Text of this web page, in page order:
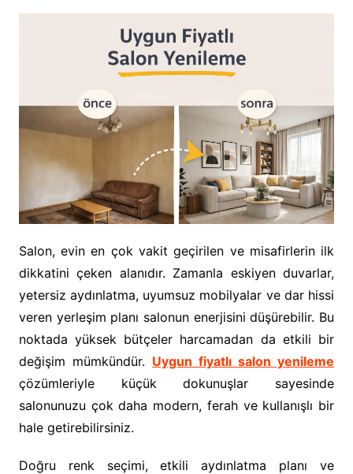
Salon, evin en çok vakit geçirilen ve misafirlerin ilk
dikkatini çeken alanıdır. Zamanla eskiyen duvarlar,
yetersiz aydınlatma, uyumsuz mobilyalar ve dar hissi
veren yerleşim planı salonun enerjisini düşürebilir. Bu
noktada yüksek bütçeler harcamadan da etkili bir
değişim mümkündür. Uygun fiyatlı salon yenileme
çözümleriyle küçük dokunuşlar sayesinde
salonunuzu çok daha modern, ferah ve kullanışlı bir
hale getirebilirsiniz.
Doğru renk seçimi, etkili aydınlatma planı ve